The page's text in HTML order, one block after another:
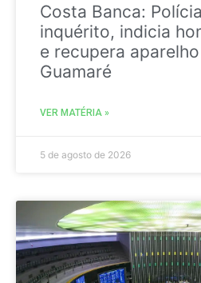
Costa Banca:
inquérito, indicia
e recupera
Guamaré
VER MATÉRIA »
5 de agosto de 2026